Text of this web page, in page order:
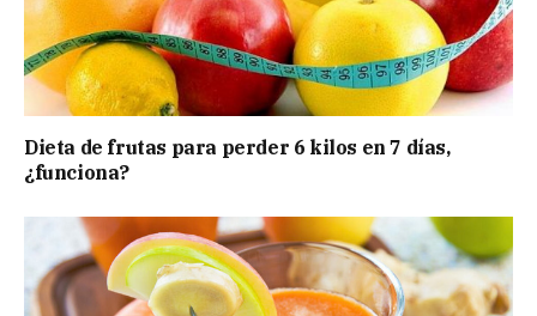
Dieta de frutas para perder 6 kilos en 7 días,
¿funciona?